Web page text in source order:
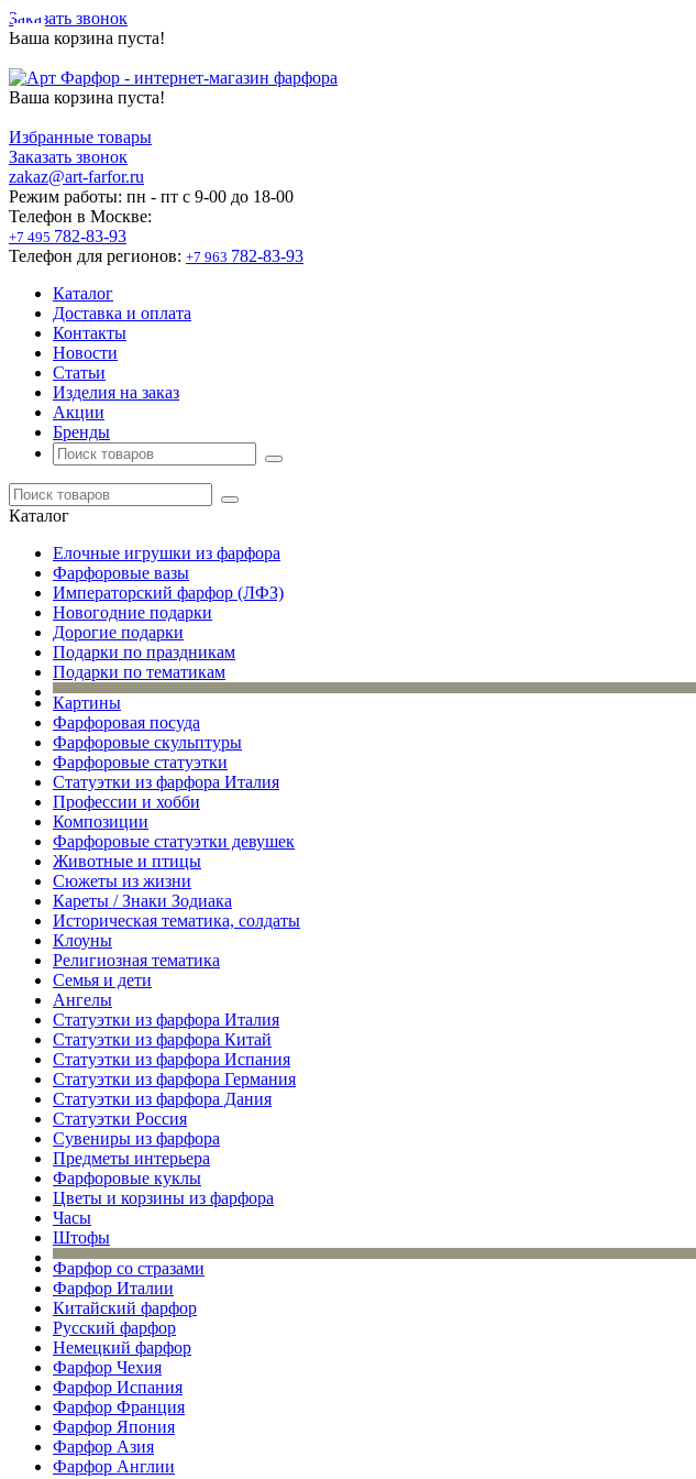
Заказать звонок
Ваша корзина пуста!
Ваша корзина пуста!
Избранные товары
Заказать звонок
zakaz@art-farfor.ru
Режим работы: пн - пт c 9-00 до 18-00
Телефон в Москве:
+7 495 782-83-93
Телефон для регионов: +7 963 782-83-93
Каталог
Доставка и оплата
Контакты
Новости
Статьи
Изделия на заказ
Акции
Бренды
Каталог
Елочные игрушки из фарфора
Фарфоровые вазы
Императорский фарфор (ЛФЗ)
Новогодние подарки
Дорогие подарки
Подарки по праздникам
Подарки по тематикам
Картины
Фарфоровая посуда
Фарфоровые скульптуры
Фарфоровые статуэтки
Статуэтки из фарфора Италия
Профессии и хобби
Композиции
Фарфоровые статуэтки девушек
Животные и птицы
Сюжеты из жизни
Кареты / Знаки Зодиака
Историческая тематика, солдаты
Клоуны
Религиозная тематика
Семья и дети
Ангелы
Статуэтки из фарфора Италия
Статуэтки из фарфора Китай
Статуэтки из фарфора Испания
Статуэтки из фарфора Германия
Статуэтки из фарфора Дания
Статуэтки Россия
Сувениры из фарфора
Предметы интерьера
Фарфоровые куклы
Цветы и корзины из фарфора
Часы
Штофы
Фарфор со стразами
Фарфор Италии
Китайский фарфор
Русский фарфор
Немецкий фарфор
Фарфор Чехия
Фарфор Испания
Фарфор Франция
Фарфор Япония
Фарфор Азия
Фарфор Англии